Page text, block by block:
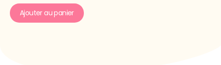
Ajouter au panier